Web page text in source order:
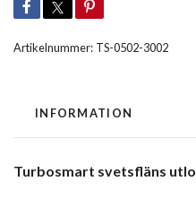
Artikelnummer: TS-0502-3002
INFORMATION
Turbosmart svetsfläns